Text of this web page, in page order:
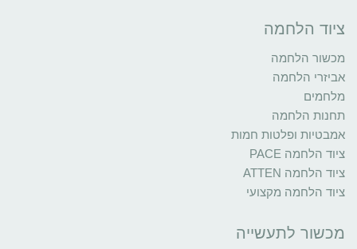
ציוד הלחמה
מכשור הלחמה
אביזרי הלחמה
מלחמים
תחנות הלחמה
אמבטיות ופלטות חמות
ציוד הלחמה PACE
ציוד הלחמה ATTEN
ציוד הלחמה מקצועי
מכשור לתעשייה